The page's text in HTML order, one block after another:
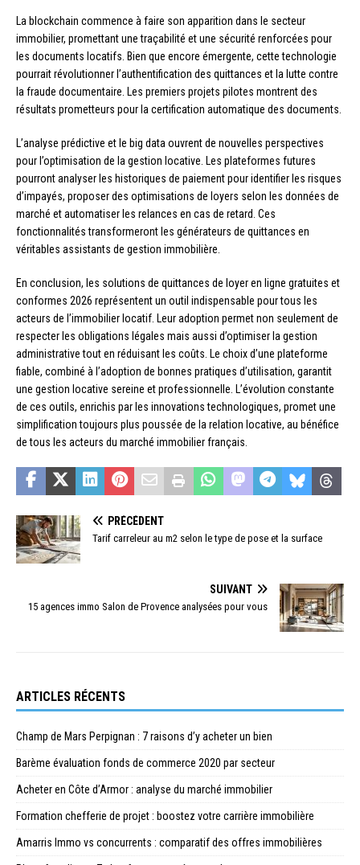
La blockchain commence à faire son apparition dans le secteur
immobilier, promettant une traçabilité et une sécurité renforcées pour
les documents locatifs. Bien que encore émergente, cette technologie
pourrait révolutionner l’authentification des quittances et la lutte contre
la fraude documentaire. Les premiers projets pilotes montrent des
résultats prometteurs pour la certification automatique des documents.
L’analyse prédictive et le big data ouvrent de nouvelles perspectives
pour l’optimisation de la gestion locative. Les plateformes futures
pourront analyser les historiques de paiement pour identifier les risques
d’impayés, proposer des optimisations de loyers selon les données de
marché et automatiser les relances en cas de retard. Ces
fonctionnalités transformeront les générateurs de quittances en
véritables assistants de gestion immobilière.
En conclusion, les solutions de quittances de loyer en ligne gratuites et
conformes 2026 représentent un outil indispensable pour tous les
acteurs de l’immobilier locatif. Leur adoption permet non seulement de
respecter les obligations légales mais aussi d’optimiser la gestion
administrative tout en réduisant les coûts. Le choix d’une plateforme
fiable, combiné à l’adoption de bonnes pratiques d’utilisation, garantit
une gestion locative sereine et professionnelle. L’évolution constante
de ces outils, enrichis par les innovations technologiques, promet une
simplification toujours plus poussée de la relation locative, au bénéfice
de tous les acteurs du marché immobilier français.
PRÉCÉDENT
Tarif carreleur au m2 selon le type de pose et la surface
SUIVANT
15 agences immo Salon de Provence analysées pour vous
ARTICLES RÉCENTS
Champ de Mars Perpignan : 7 raisons d’y acheter un bien
Barème évaluation fonds de commerce 2020 par secteur
Acheter en Côte d’Armor : analyse du marché immobilier
Formation chefferie de projet : boostez votre carrière immobilière
Amarris Immo vs concurrents : comparatif des offres immobilières